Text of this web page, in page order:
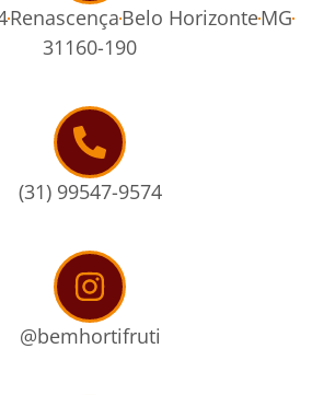
RenascençaBelo HorizonteMG
31160-190
(31) 99547-9574
@bemhortifruti